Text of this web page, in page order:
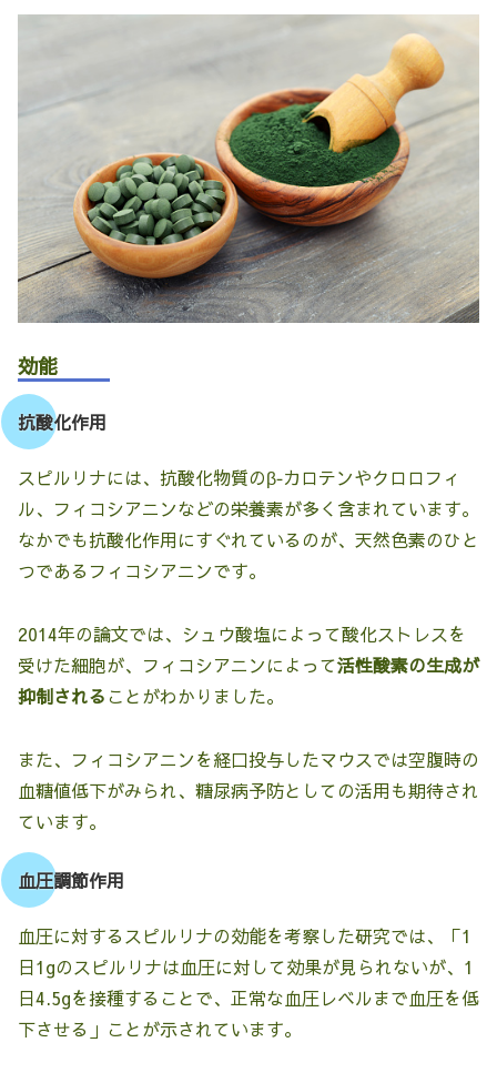
効能
抗酸化作用
スピルリナには、抗酸化物質のβ‐カロテンやクロロフィ
ル、フィコシアニンなどの栄養素が多く含まれています。
なかでも抗酸化作用にすぐれているのが、天然色素のひと
つであるフィコシアニンです。
2014年の論文では、シュウ酸塩によって酸化ストレスを
受けた細胞が、フィコシアニンによって活性酸素の生成が
抑制されることがわかりました。
また、フィコシアニンを経口投与したマウスでは空腹時の
血糖値低下がみられ、糖尿病予防としての活用も期待され
ています。
血圧調節作用
血圧に対するスピルリナの効能を考察した研究では、「1
日1gのスピルリナは血圧に対して効果が見られないが、1
日4.5gを接種することで、正常な血圧レベルまで血圧を低
下させる」ことが示されています。